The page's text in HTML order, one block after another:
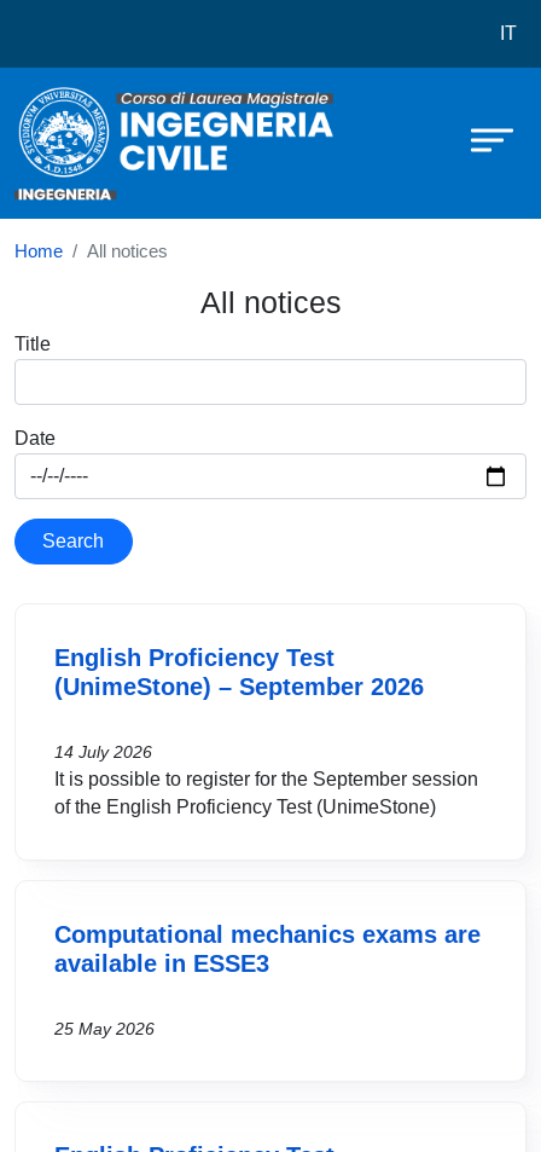
Corso di laurea in Ingegneria Civile
IT
Home All notices
All notices
Title
Date
Search
English Proficiency Test
(UnimeStone) – September 2026
14 July 2026
It is possible to register for the September session
of the English Proficiency Test (UnimeStone)
Computational mechanics exams are
available in ESSE3
25 May 2026